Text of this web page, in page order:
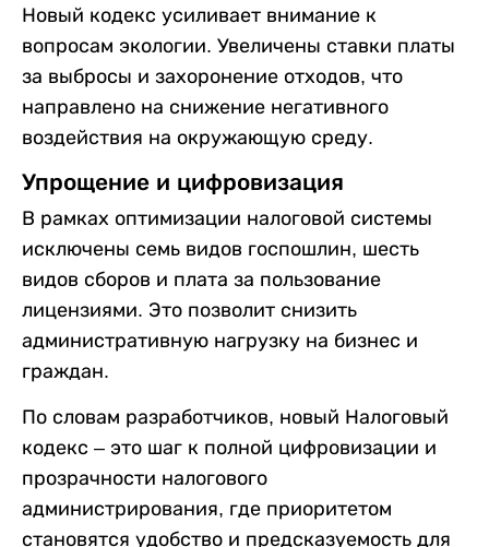
Новый кодекс усиливает внимание к
вопросам экологии. Увеличены ставки платы
за выбросы и захоронение отходов, что
направлено на снижение негативного
воздействия на окружающую среду.
Упрощение и цифровизация
В рамках оптимизации налоговой системы
исключены семь видов госпошлин, шесть
видов сборов и плата за пользование
лицензиями. Это позволит снизить
административную нагрузку на бизнес и
граждан.
По словам разработчиков, новый Налоговый
кодекс – это шаг к полной цифровизации и
прозрачности налогового
администрирования, где приоритетом
становятся удобство и предсказуемость для